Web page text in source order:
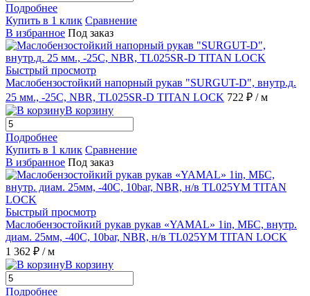
Подробнее
Купить в 1 клик Сравнение
В избранное Под заказ
Быстрый просмотр
Маслобензостойкий напорный рукав "SURGUT-D", внутр.д.
25 мм., -25C, NBR, TL025SR-D TITAN LOCK 722 ₽ / м
В корзину
Подробнее
Купить в 1 клик Сравнение
В избранное Под заказ
Быстрый просмотр
Маслобензостойкий рукав рукав «YAMAL» 1in, МБС, внутр.
диам. 25мм, -40C, 10bar, NBR, н/в TL025YM TITAN LOCK
1 362 ₽ / м
В корзину
Подробнее